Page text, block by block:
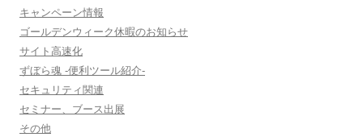
キャンペーン情報
ゴールデンウィーク休暇のお知らせ
サイト高速化
ずぼら魂 -便利ツール紹介-
セキュリティ関連
セミナー、ブース出展
その他